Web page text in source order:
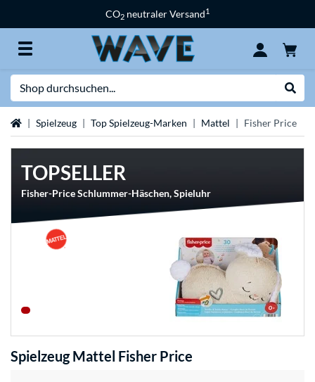
CO2 neutraler Versand1
StartseiteSpielzeug Top Spielzeug-Marken Mattel Fisher Price
TOPSELLER
Fisher-Price Schlummer-Häschen, Spieluhr
Spielzeug Mattel Fisher Price